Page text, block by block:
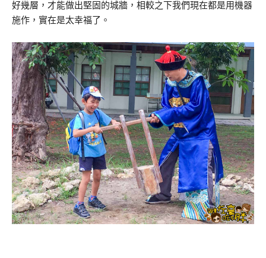
好幾層，才能做出堅固的城牆，相較之下我們現在都是用機器
施作，實在是太幸福了。